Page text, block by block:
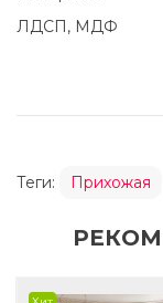
ЛДСП, МДФ
Теги: Прихожая